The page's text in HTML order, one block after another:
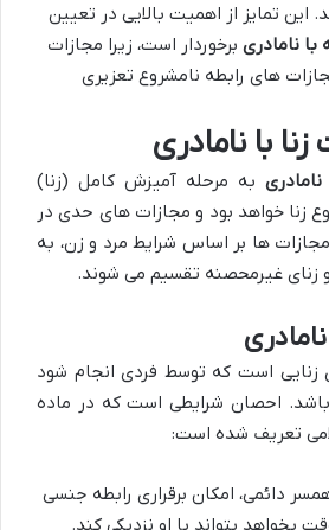
این تمایز از اهمیت بالایی در تعیین
با نامادری برخوردار است، زیرا مجازات
های رابطه نامشروع تعزیری
با نامادری
به مرحله آمیزش کامل (زنا)
زنا خواهد بود و مجازات های حدی در
ها بر اساس شرایط مرد و زن، به
زنای غیرمحصنه تقسیم می شوند.
زنایی است که توسط فردی انجام شود
احصان شرایطی است که در ماده
دائمی، امکان برقراری رابطه جنسی
بخواهد بتواند با او نزدیکی کند.